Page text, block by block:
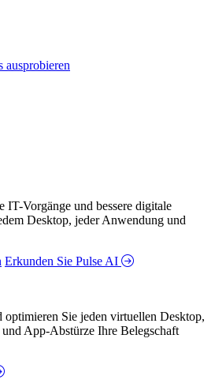
ausprobieren
IT-Vorgänge und bessere digitale
Desktop, jeder Anwendung und
Erkunden Sie Pulse AI
optimieren Sie jeden virtuellen Desktop,
App-Abstürze Ihre Belegschaft